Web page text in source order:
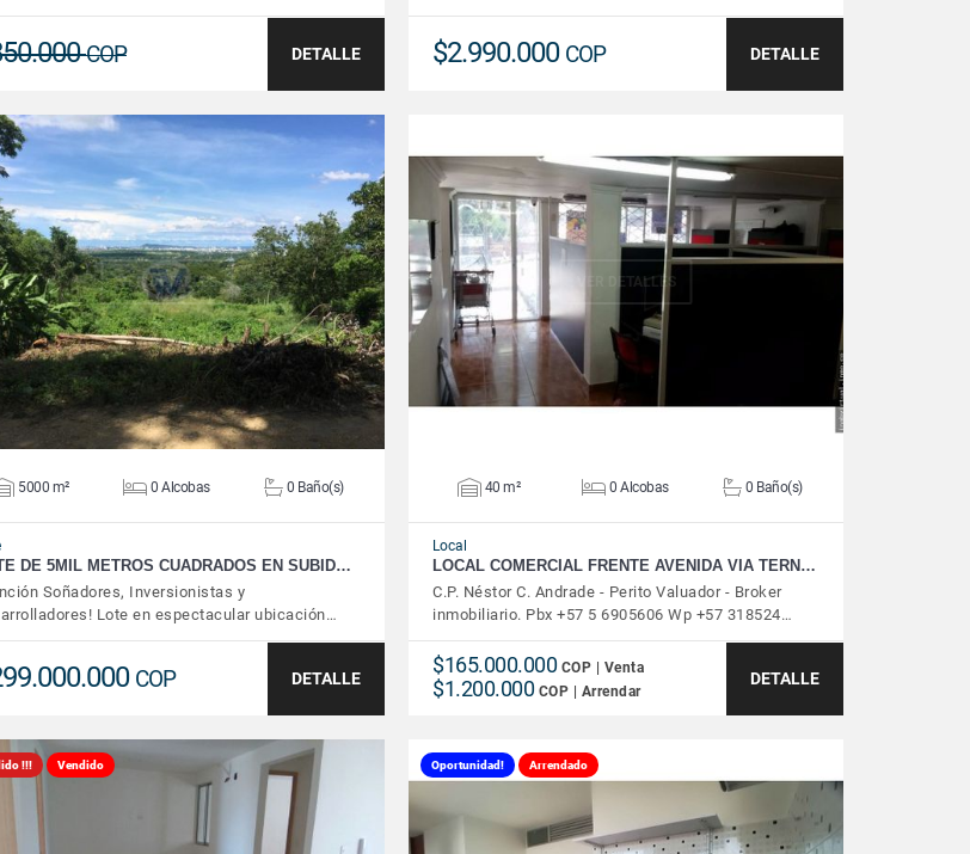
COP DETALLE $2.990.000 COP DETALLE
VER DETALLES
5000 m² 0 Alcobas 0 Baño(s)
DE 5MIL METROS CUADRADOS EN SUBID…
Soñadores, Inversionistas y
Lote en espectacular ubicación…
COP DETALLE
VER DETALLES
40 m² 0 Alcobas 0 Baño(s)
Local
LOCAL COMERCIAL FRENTE AVENIDA VIA TERN…
C.P. Néstor C. Andrade - Perito Valuador - Broker
inmobiliario. Pbx +57 5 6905606 Wp +57 318524…
$165.000.000 COP | Venta
$1.200.000 COP | Arrendar
DETALLE
!!! Vendido Oportunidad! Arrendado